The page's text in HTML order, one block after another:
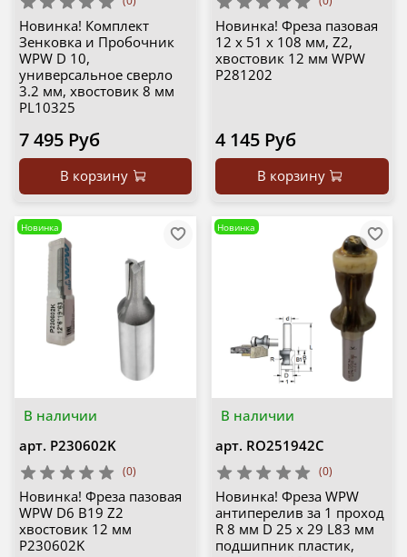
Новинка! Комплект
Зенковка и Пробочник
WPW D 10,
универсальное сверло
3.2 мм, хвостовик 8 мм
PL10325
7 495 Руб
В корзину
Новинка! Фреза пазовая
12 х 51 х 108 мм, Z2,
хвостовик 12 мм WPW
P281202
4 145 Руб
В корзину
В наличии
Новинка
арт. P230602K
(0)
Новинка! Фреза пазовая
WPW D6 B19 Z2
хвостовик 12 мм
P230602K
В наличии
Новинка
арт. RO251942C
(0)
Новинка! Фреза WPW
антиперелив за 1 проход
R 8 мм D 25 x 29 L83 мм
подшипник пластик,